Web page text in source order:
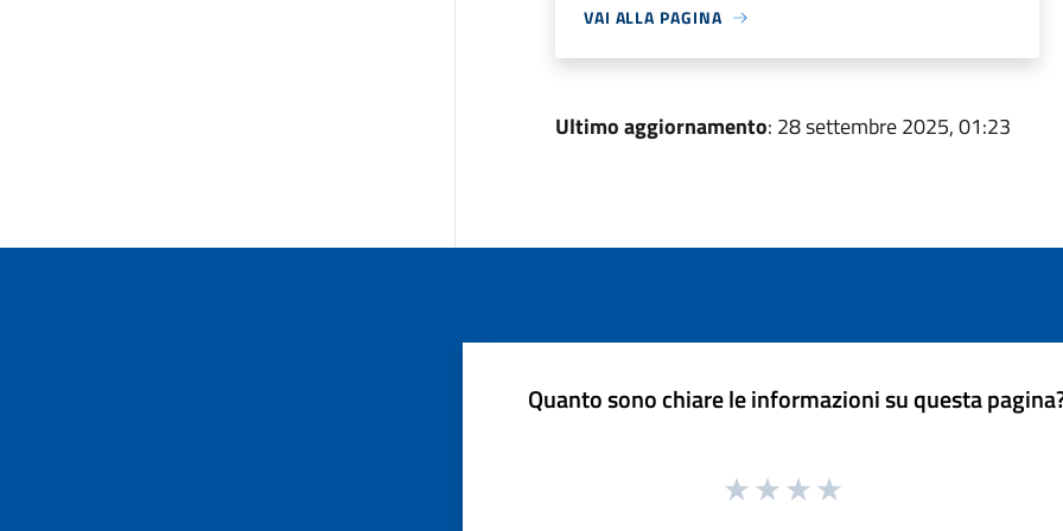
VAI ALLA PAGINA
Ultimo aggiornamento: 28 settembre 2025, 01:23
Quanto sono chiare le informazioni su questa